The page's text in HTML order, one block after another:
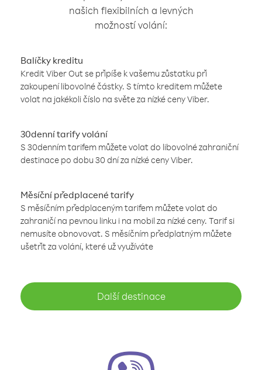
našich flexibilních a levných
možností volání:
Balíčky kreditu
Kredit Viber Out se připíše k vašemu zůstatku při
zakoupení libovolné částky. S tímto kreditem můžete
volat na jakékoli číslo na světe za nízké ceny Viber.
30denní tarify volání
S 30denním tarifem můžete volat do libovolné zahraniční
destinace po dobu 30 dní za nízké ceny Viber.
Měsíční předplacené tarify
S měsíčním předplaceným tarifem můžete volat do
zahraničí na pevnou linku i na mobil za nízké ceny. Tarif si
nemusíte obnovovat. S měsíčním předplatným můžete
ušetřit za volání, které už využíváte
Další destinace